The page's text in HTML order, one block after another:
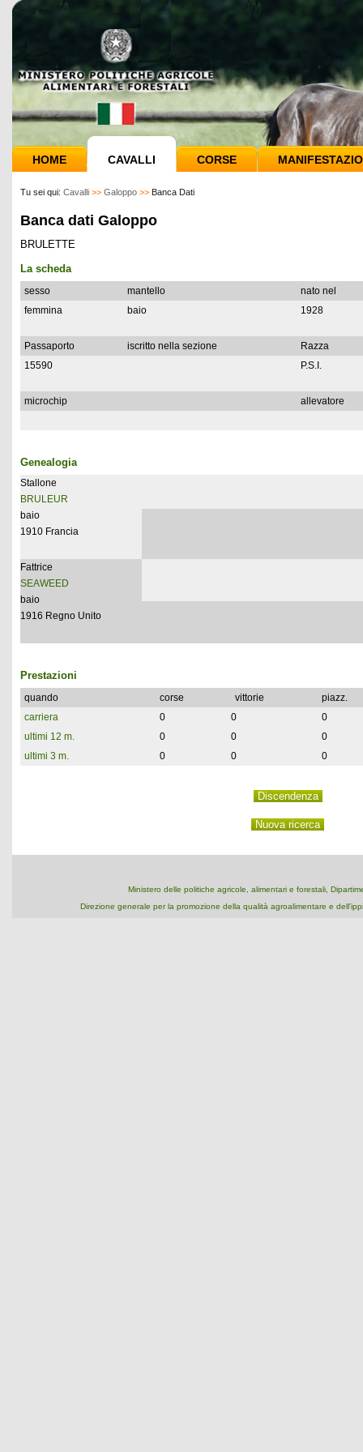
HOME CAVALLI CORSE
Tu sei qui: Cavalli >> Galoppo >> Banca Dati
Banca dati Galoppo
BRULETTE
La scheda
sesso mantello
nato nel
femmina
baio 1928
Passaporto iscritto nella sezione
Razza
15590
P.S.I.
microchip allevatore
Genealogia
Stallone
BRULEUR
baio
1910 Francia
Fattrice
SEAWEED
baio
1916 Regno Unito
Prestazioni
quando corse vittorie
piazz.
carriera
0 0
0
ultimi 12 m.
0 0
0
ultimi 3 m.
0 0 0
Ministero delle politiche agricole, alimentari e forestali,
Direzione generale per la promozione della qualità agroalimentare e